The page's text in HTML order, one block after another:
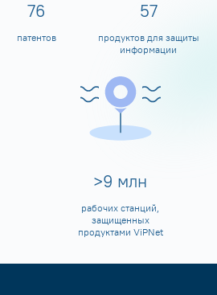
80
патентов
60
продуктов для защиты
информации
>10 млн
рабочих станций,
защищенных
продуктами ViPNet